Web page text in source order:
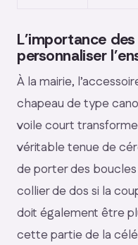
L’importance
personnaliser
À la mairie,
chapeau de type
voile court
véritable tenue de
de porter des boucles
collier de dos si la
doit également être
cette partie de la